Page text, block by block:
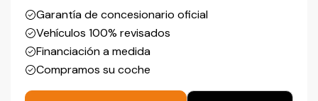
Garantía de concesionario oficial
Vehículos 100% revisados
Financiación a medida
Compramos su coche